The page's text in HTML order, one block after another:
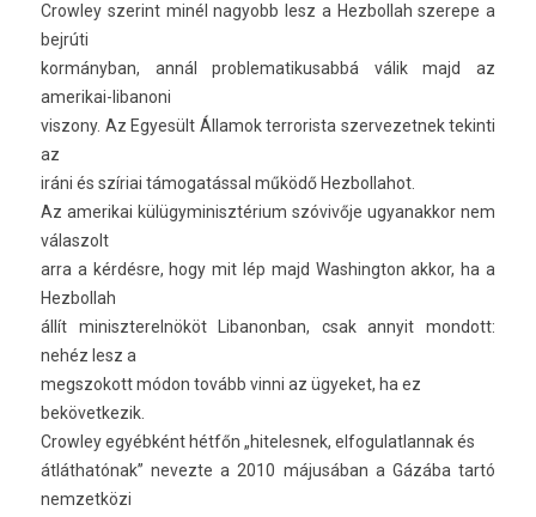
Crow­ley szerint minél nagyobb lesz a Hez­bollah szerepe a
bejrúti
kormányban, annál pro­blematikusabbá válik majd az
amerikai-libanoni
vis­zony. Az Egyesült Államok ter­roris­ta szer­vezet­nek tekin­ti
az
iráni és szíriai támogatással működő Hez­bollahot.
Az amerikai külügyminisztérium szóvivője ugyanak­kor nem
válas­zolt
arra a kérdésre, hogy mit lép majd Was­hington akkor, ha a
Hez­bollah
állít miniszterel­nököt Li­banon­ban, csak an­nyit mon­dott:
nehéz lesz a
megszokott módon tovább vinni az ügyeket, ha ez
be­követ­kezik.
Crow­ley egyébként hétfőn „hiteles­nek, el­fogulat­lannak és
átláthatónak” nevez­te a 2010 májusában a Gázába tartó
nem­zetközi